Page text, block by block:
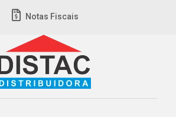
Notas Fiscais